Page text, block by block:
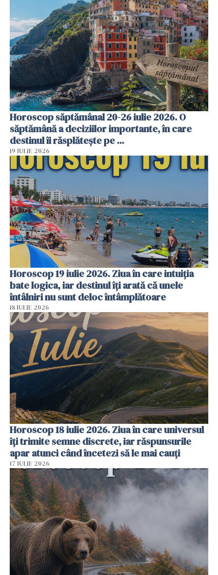
Horoscop săptămânal 20-26 iulie 2026. O
săptămână a deciziilor importante, în care
destinul îi răsplătește pe ...
19 IULIE 2026
Horoscop 19 iulie 2026. Ziua în care intuiția
bate logica, iar destinul îți arată că unele
întâlniri nu sunt deloc întâmplătoare
18 IULIE 2026
Horoscop 18 iulie 2026. Ziua în care universul
îți trimite semne discrete, iar răspunsurile
apar atunci când încetezi să le mai cauți
17 IULIE 2026